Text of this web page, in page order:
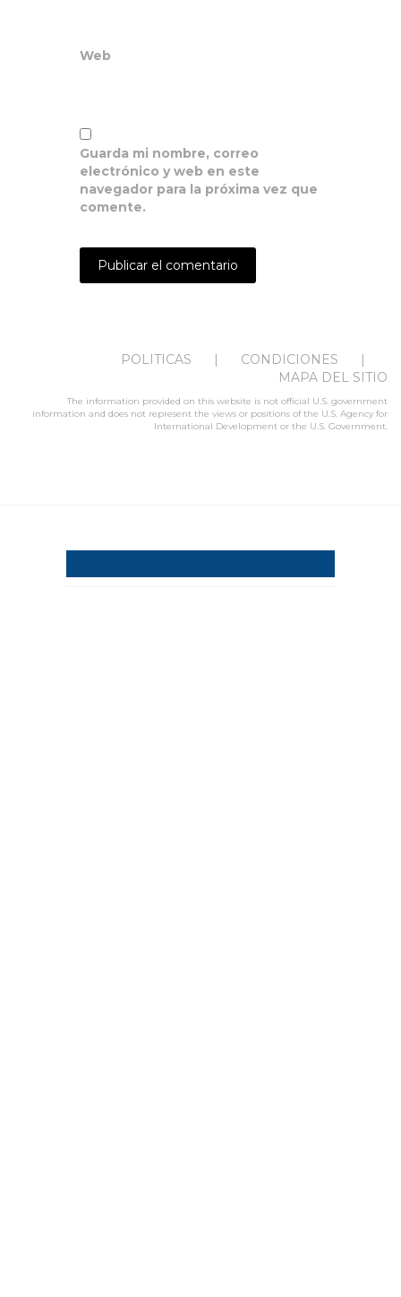
Web
Guarda mi nombre, correo
electrónico y web en este
navegador para la próxima vez que
comente.
POLITICAS
CONDICIONES
MAPA DEL SITIO
The information provided on this website is not official U.S. government
information and does not represent the views or positions of the U.S. Agency for
International Development or the U.S. Government.